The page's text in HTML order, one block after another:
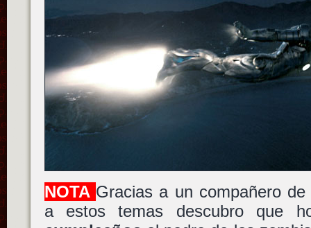
NOTA Gracias a un compañero
a estos temas descubro que